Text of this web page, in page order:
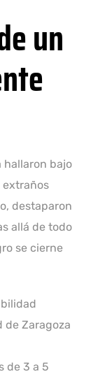
un
hallaron bajo
extraños
destaparon
allá de todo
se cierne
de Zaragoza
de 3 a 5